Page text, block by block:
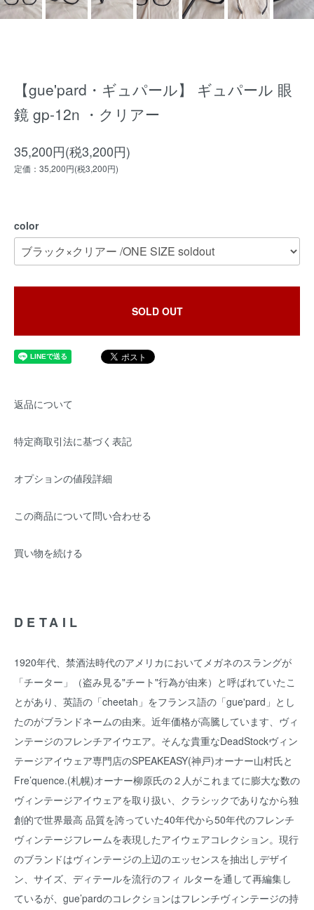
【gue'pard・ギュパール】 ギュパール 眼
鏡 gp-12n ・クリアー
35,200円(税3,200円)
定価：35,200円(税3,200円)
color
SOLD OUT
返品について
特定商取引法に基づく表記
オプションの値段詳細
この商品について問い合わせる
買い物を続ける
DETAIL
1920年代、禁酒法時代のアメリカにおいてメガネのスラングが
「チーター」（盗み見る"チート"行為が由来）と呼ばれていたこ
とがあり、英語の「cheetah」をフランス語の「gue'pard」とし
たのがブランドネームの由来。近年価格が高騰しています、ヴィ
ンテージのフレンチアイウエア。そんな貴重なDeadStockヴィン
テージアイウェア専門店のSPEAKEASY(神戸)オーナー山村氏と
Fre’quence.(札幌)オーナー柳原氏の２人がこれまてに膨大な数の
ヴィンテージアイウェアを取り扱い、クラシックでありなから独
創的で世界最高 品質を誇っていた40年代から50年代のフレンチ
ヴィンテージフレームを表現したアイウェアコレクション。現行
のブランドはヴィンテージの上辺のエッセンスを抽出しデザイ
ン、サイズ、ディテールを流行のフィ ルターを通して再編集し
ているが、gue’pardのコレクションはフレンチヴィンテージの持